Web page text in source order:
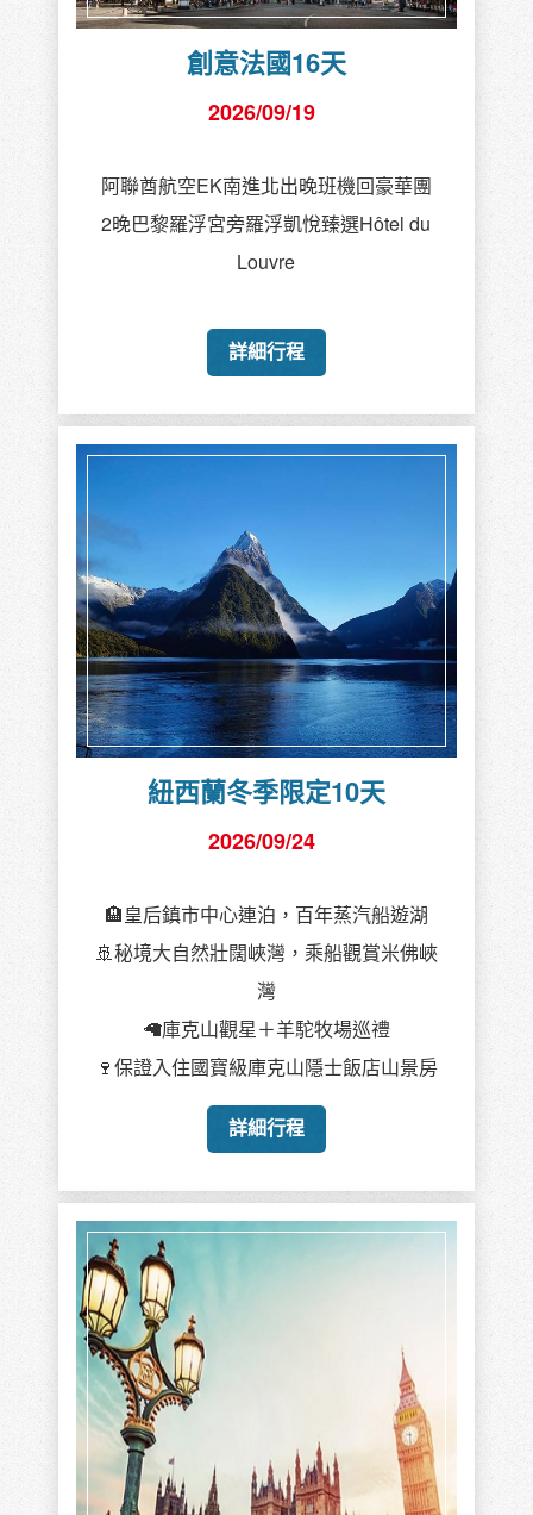
創意法國16天
2026/09/19
阿聯酋航空EK南進北出晚班機回豪華團
2晚巴黎羅浮宮旁羅浮凱悅臻選Hôtel du
Louvre
詳細行程
紐西蘭冬季限定10天
2026/09/24
🏨皇后鎮市中心連泊，百年蒸汽船遊湖
🚢秘境大自然壯闊峽灣，乘船觀賞米佛峽
灣
🦙庫克山觀星＋羊駝牧場巡禮
🍷保證入住國寶級庫克山隱士飯店山景房
詳細行程